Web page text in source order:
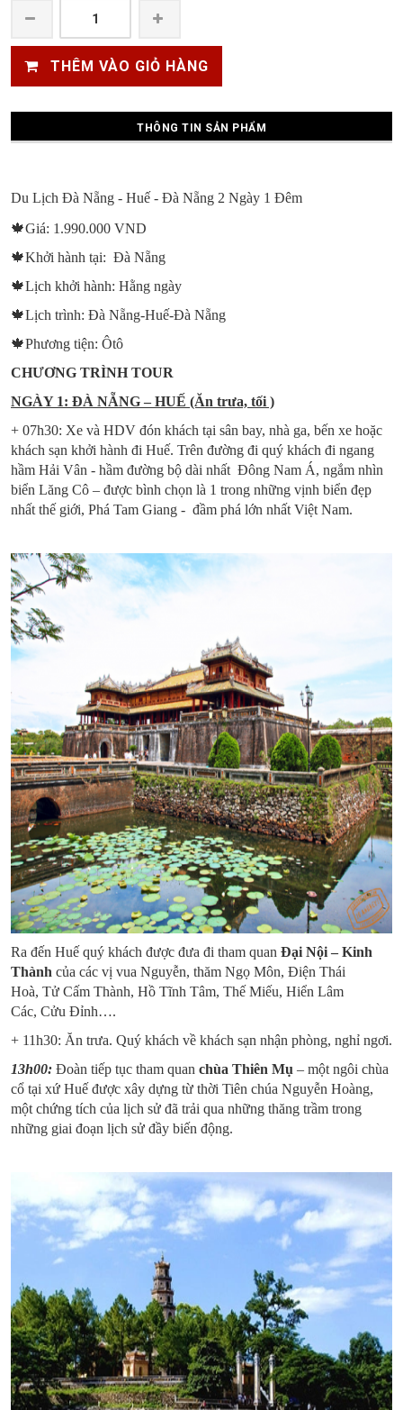
THÊM VÀO GIỎ HÀNG
THÔNG TIN SẢN PHẨM
Du Lịch Đà Nẵng - Huế - Đà Nẵng 2 Ngày 1 Đêm
🍁Giá: 1.990.000 VND
🍁Khởi hành tại: Đà Nẵng
🍁Lịch khởi hành: Hằng ngày
🍁Lịch trình: Đà Nẵng-Huế-Đà Nẵng
🍁Phương tiện: Ôtô
CHƯƠNG TRÌNH TOUR
NGÀY 1: ĐÀ NẴNG – HUẾ (Ăn trưa, tối )
+ 07h30: Xe và HDV đón khách tại sân bay, nhà ga, bến xe hoặc
khách sạn khởi hành đi Huế. Trên đường đi quý khách đi ngang
hầm Hải Vân - hầm đường bộ dài nhất Đông Nam Á, ngắm nhìn
biển Lăng Cô – được bình chọn là 1 trong những vịnh biển đẹp
nhất thế giới, Phá Tam Giang - đầm phá lớn nhất Việt Nam.
Ra đến Huế quý khách được đưa đi tham quan Đại Nội – Kinh
Thành của các vị vua Nguyễn, thăm Ngọ Môn, Điện Thái
Hoà, Tử Cấm Thành, Hồ Tĩnh Tâm, Thế Miếu, Hiển Lâm
Các, Cửu Đỉnh….
+ 11h30: Ăn trưa. Quý khách về khách sạn nhận phòng, nghỉ ngơi.
13h00: Đoàn tiếp tục tham quan chùa Thiên Mụ – một ngôi chùa
cổ tại xứ Huế được xây dựng từ thời Tiên chúa Nguyễn Hoàng,
một chứng tích của lịch sử đã trải qua những thăng trầm trong
những giai đoạn lịch sử đầy biến động.